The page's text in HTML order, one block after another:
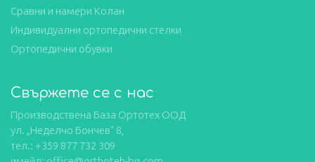
Сравни и намери Колан
Индивидуални ортопедични стелки
Ортопедични обувки
Свържете се с нас
Производствена База Ортотех ООД
ул. „Неделчо Бончев“ 8,
тел.: +359 877 732 309